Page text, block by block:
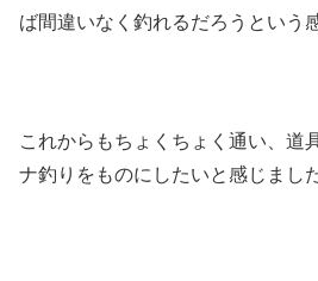
ば間違いなく釣れるだろうという
これからもちょくちょく通い、道
ナ釣りをものにしたいと感じました